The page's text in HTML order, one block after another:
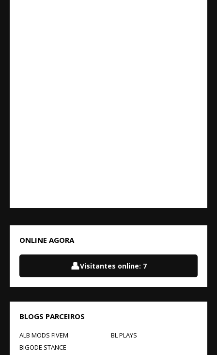
ONLINE AGORA
👤Visitantes online: 7
BLOGS PARCEIROS
ALB MODS FIVEM
BL PLAYS
BIGODE STANCE